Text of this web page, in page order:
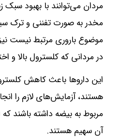
مردان می‌توانند با بهبود
مخدر به صورت تفننی و ترک
موضوع باروری مرتبط نیست
در مردانی که کلسترول بالا
این داروها باعث کاهش
هستند، آزمایش‌های لازم را
مربوط به بیضه داشته باشند
آن سهیم هستند.